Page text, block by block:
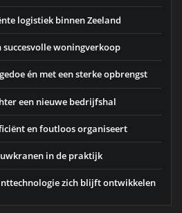
logistiek binnen Zeeland
woningverkoop
én met een sterke opbrengst
een nieuwe bedrijfshal
en foutloos organiseert
in de praktijk
zich blijft ontwikkelen